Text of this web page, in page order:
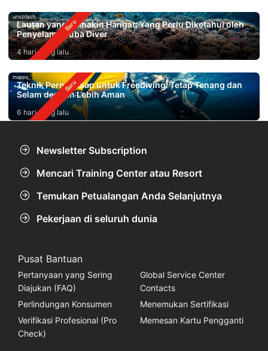
unsplash
Lautan yang Semakin Hangat: Yang Perlu Diketahui oleh
Penyelam Scuba Diver
4 hari yang lalu
mares
Teknik Pernapasan untuk Freediving: Tetap Tenang dan
Selam dengan Lebih Aman
6 hari yang lalu
Newsletter Subscription
Mencari Training Center atau Resort
Temukan Petualangan Anda Selanjutnya
Pekerjaan di seluruh dunia
Pusat Bantuan
Pertanyaan yang Sering
Diajukan (FAQ)
Global Service Center
Contacts
Perlindungan Konsumen
Menemukan Sertifikasi
Verifikasi Profesional (Pro
Check)
Memesan Kartu Pengganti